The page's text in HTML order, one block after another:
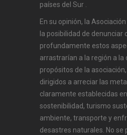
países del Sur .
En su opinión, la
la posibilidad de denunciar
profundamente estos
arrastrarían a la región a la
propósitos de la
dirigidos a arreciar las
claramente establecidas
sostenibilidad, turismo
ambiente, transporte y
desastres naturales. No se